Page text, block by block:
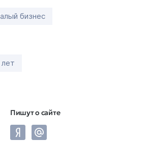
бизнес
Пишут о сайте